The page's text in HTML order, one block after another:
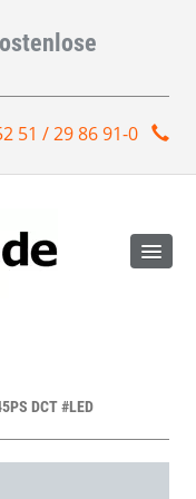
51 / 29 86 91-0
DCT #LED